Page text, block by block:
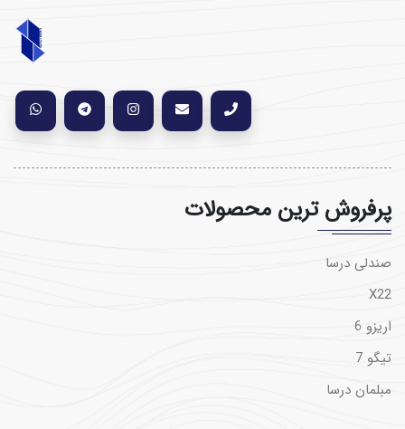
پرفروش ترین محصولات
صندلی درسا
X22
اریزو 6
تیگو 7
مبلمان درسا